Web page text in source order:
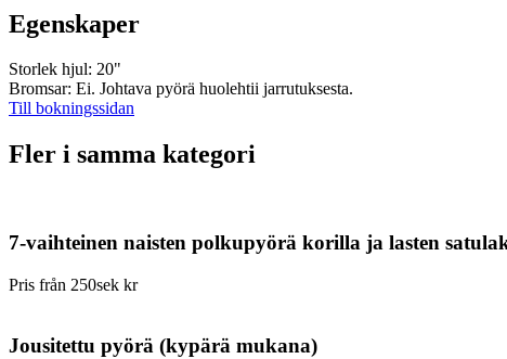
Egenskaper
Storlek hjul: 20"
Bromsar: Ei. Johtava pyörä huolehtii jarrutuksesta.
Till bokningssidan
Fler i samma kategori
7-vaihteinen naisten polkupyörä korilla ja lasten
Pris från 250sek kr
Jousitettu pyörä (kypärä mukana)